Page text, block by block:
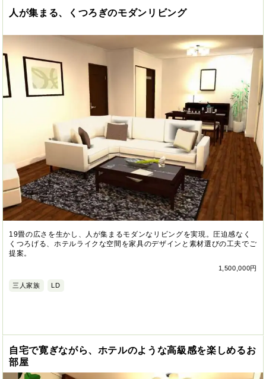
人が集まる、くつろぎのモダンリビング
19畳の広さを生かし、人が集まるモダンなリビングを実現。圧迫感なく
くつろげる、ホテルライクな空間を家具のデザインと素材選びの工夫でご
提案。
1,500,000円
三人家族 LD
自宅で寛ぎながら、ホテルのような高級感を楽しめるお
部屋